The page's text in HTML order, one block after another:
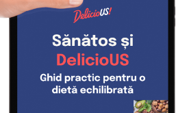
americane
intense, cu ingrediente
roșu, gata să facă față
combinația dintre brânză și